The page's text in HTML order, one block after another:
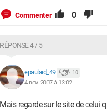
Commenter 0
RÉPONSE 4 / 5
epaulard_49 10
4 nov. 2007 à 13:02
Mais regarde sur le site de celui